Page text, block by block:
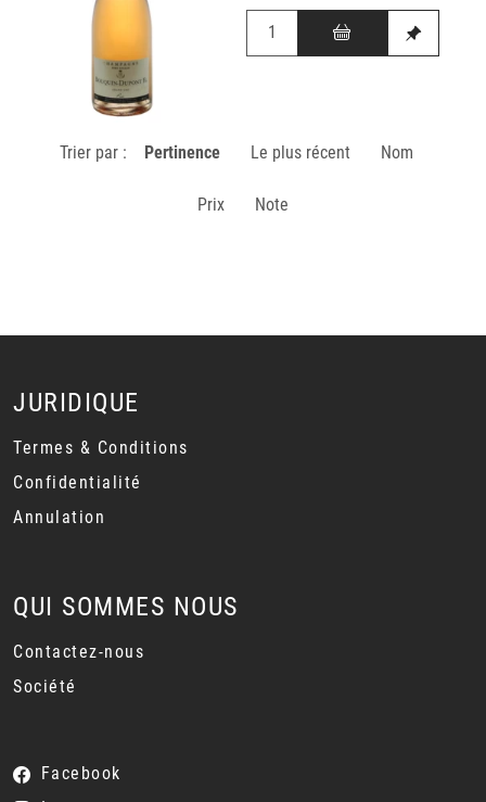
Trier par : Pertinence Le plus récent Nom
Prix Note
JURIDIQUE
Termes & Conditions
Confidentialité
Annulation
QUI SOMMES NOUS
Contactez-nous
Société
Facebook